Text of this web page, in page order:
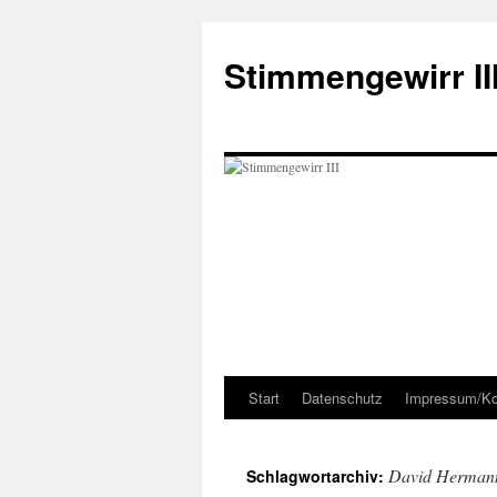
springen
Stimmengewirr
Start Datenschutz Impressum/
Schlagwortarchiv: David